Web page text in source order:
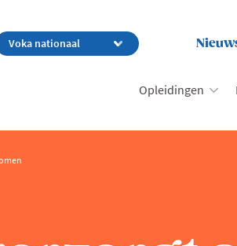
Opleidingen